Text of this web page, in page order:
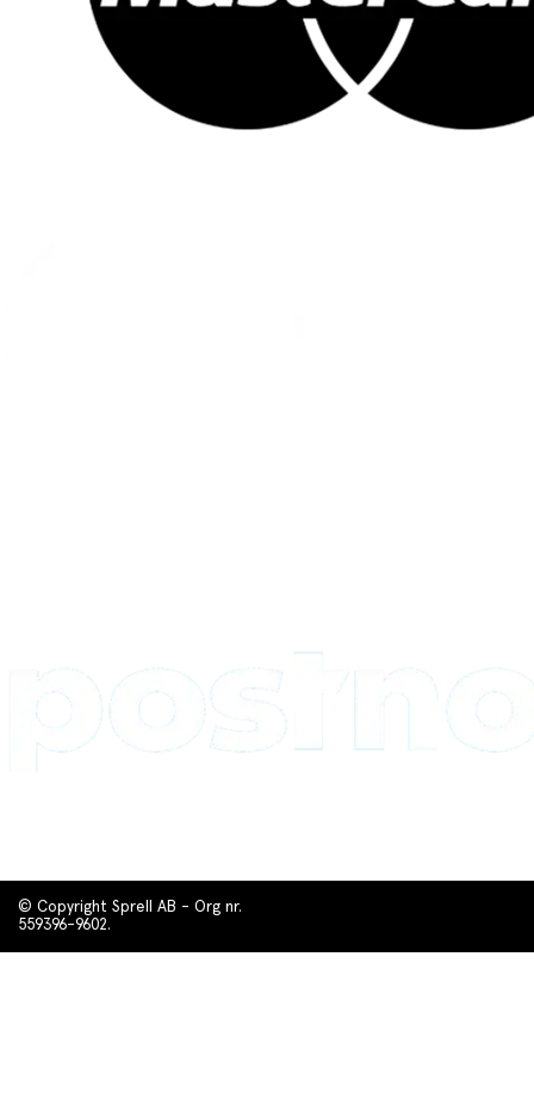
© Copyright Sprell AB - Org nr.
559396-9602.